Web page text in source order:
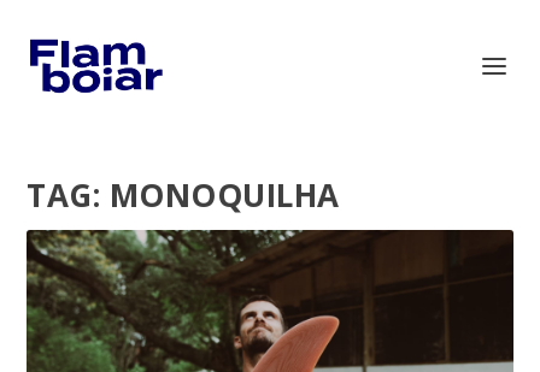
TAG: MONOQUILHA